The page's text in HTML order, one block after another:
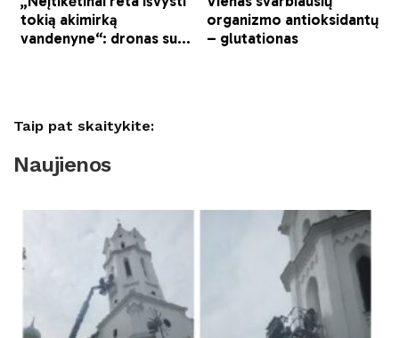
Taip pat skaitykite:
Naujienos